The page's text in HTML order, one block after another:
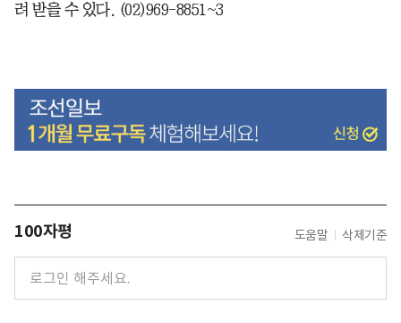
려 받을 수 있다. (02)969-8851~3
100자평 도움말 삭제기준